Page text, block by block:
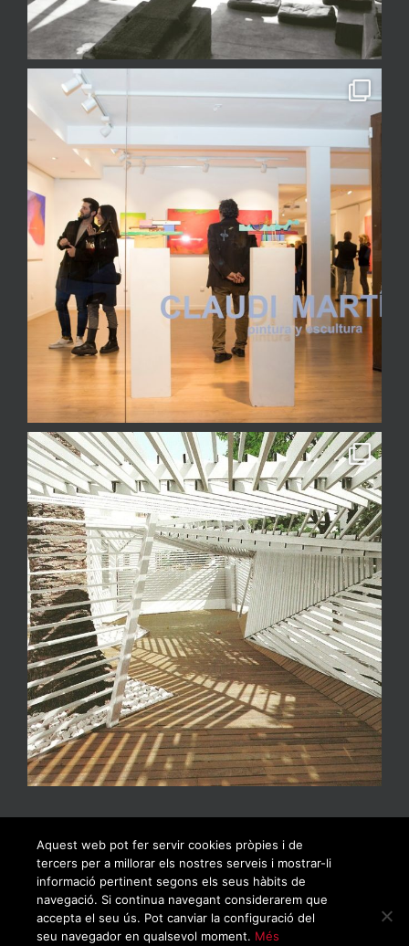
Aquest web pot fer servir cookies pròpies i de
tercers per a millorar els nostres serveis i mostrar-li
informació pertinent segons els seus hàbits de
navegació. Si continua navegant considerarem que
accepta el seu ús. Pot canviar la configuració del
seu navegador en qualsevol moment. Més